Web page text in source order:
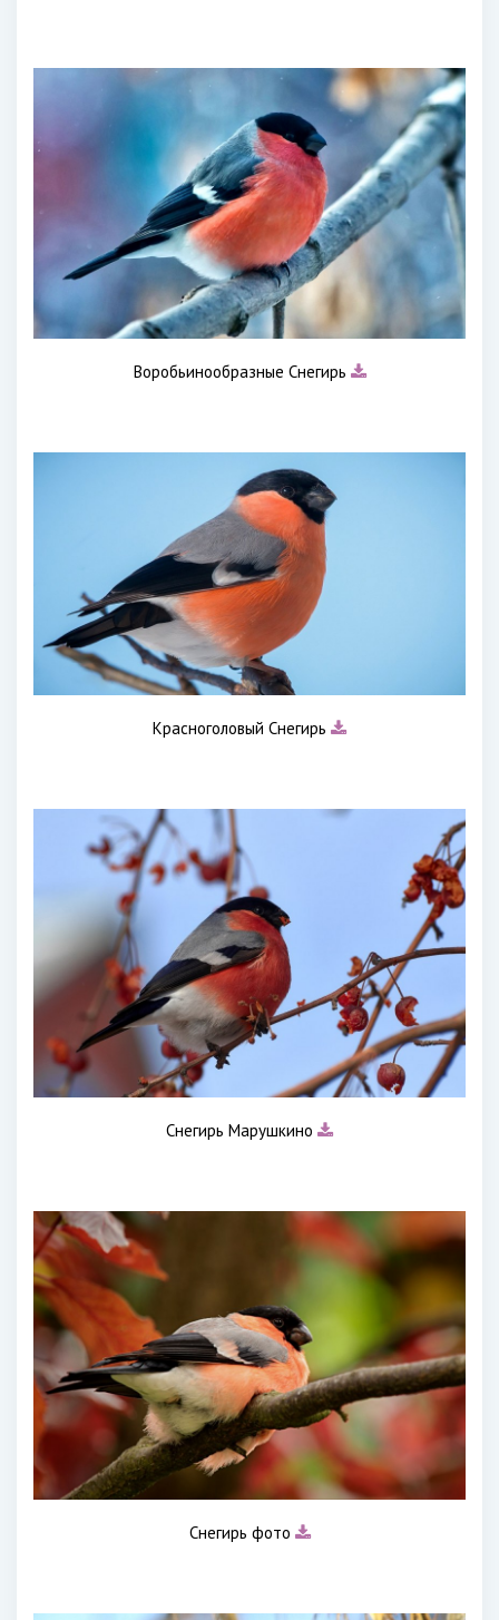
Воробьинообразные Снегирь
Красноголовый Снегирь
Снегирь Марушкино
Снегирь фото